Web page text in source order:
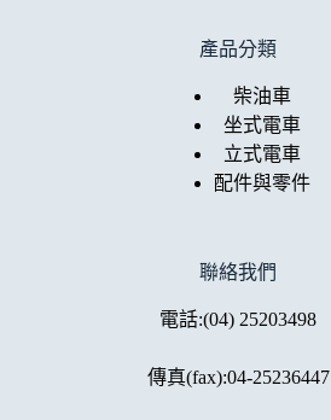
產品分類
柴油車
坐式電車
立式電車
配件與零件
聯絡我們
電話:(04) 25203498
傳真(fax):04-25236447